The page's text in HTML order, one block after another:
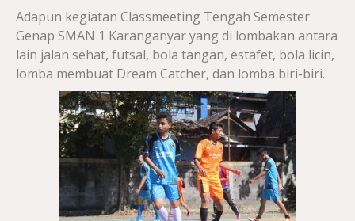
Adapun kegiatan Classmeeting Tengah Semester
Genap SMAN 1 Karanganyar yang di lombakan antara
lain jalan sehat, futsal, bola tangan, estafet, bola licin,
lomba membuat Dream Catcher, dan lomba biri-biri.